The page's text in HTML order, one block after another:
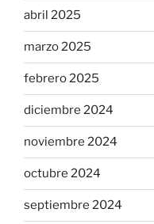
abril 2025
marzo 2025
febrero 2025
diciembre 2024
noviembre 2024
octubre 2024
septiembre 2024